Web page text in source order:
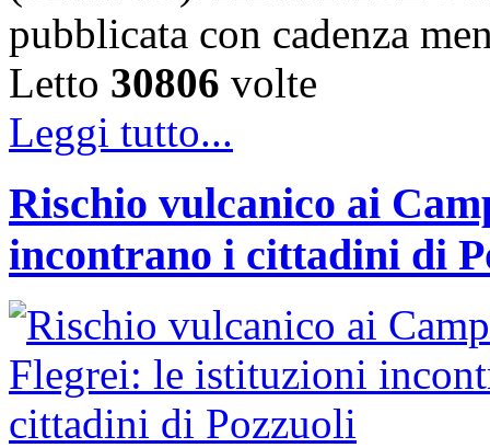
pubblicata con cadenza
Letto 30806 volte
Leggi tutto...
Rischio vulcanico ai
incontrano i cittadini di